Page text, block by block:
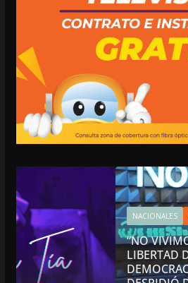
NACIONALES OPINIÓN
“NO VIVIMOS BUENOS
LIBERTAD DE EXPRESIÓN
DEMOCRACIA EN